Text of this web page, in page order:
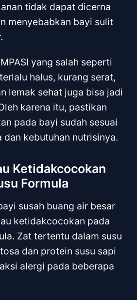
tidak dapat dicerna
menyebabkan bayi sulit
yang salah seperti
halus, kurang serat,
lemak sehat juga bisa jadi
karena itu, pastikan
pada bayi sudah sesuai
dan kebutuhan nutrisinya.
Ketidakcocokan
Formula
susah buang air besar
ketidakcocokan pada
Zat tertentu dalam susu
dan protein susu sapi
alergi pada beberapa